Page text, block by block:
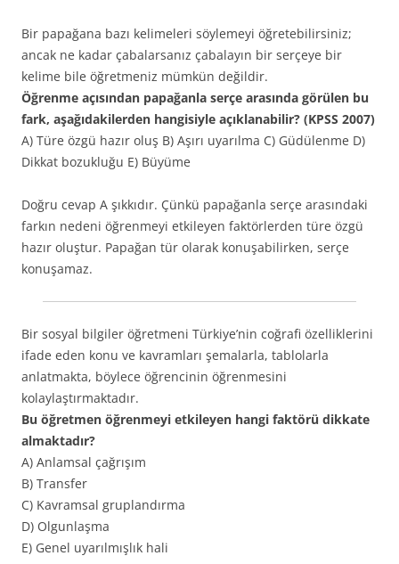
Bir papağana bazı kelimeleri söylemeyi öğretebilirsiniz;
ancak ne kadar çabalarsanız çabalayın bir serçeye bir
kelime bile öğretmeniz mümkün değildir.
Öğrenme açısından papağanla serçe arasında görülen bu
fark, aşağıdakilerden hangisiyle açıklanabilir? (KPSS 2007)
A) Türe özgü hazır oluş B) Aşırı uyarılma C) Güdülenme D)
Dikkat bozukluğu E) Büyüme
Doğru cevap A şıkkıdır. Çünkü papağanla serçe arasındaki
farkın nedeni öğrenmeyi etkileyen faktörlerden türe özgü
hazır oluştur. Papağan tür olarak konuşabilirken, serçe
konuşamaz.
Bir sosyal bilgiler öğretmeni Türkiye’nin coğrafi özelliklerini
ifade eden konu ve kavramları şemalarla, tablolarla
anlatmakta, böylece öğrencinin öğrenmesini
kolaylaştırmaktadır.
Bu öğretmen öğrenmeyi etkileyen hangi faktörü dikkate
almaktadır?
A) Anlamsal çağrışım
B) Transfer
C) Kavramsal gruplandırma
D) Olgunlaşma
E) Genel uyarılmışlık hali